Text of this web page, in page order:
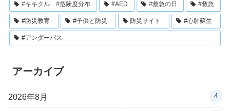
#キキクル #危険度分布 #AED #救急の日 #救急
#防災教育 #子供と防災 防災サイト #心肺蘇生
#アンダーパス
アーカイブ
2026年8月 4